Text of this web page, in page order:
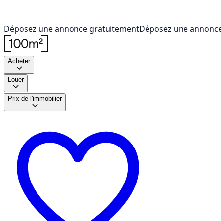
Déposez une annonce gratuitementDéposez une
Acheter
Louer
Prix de l'immobilier